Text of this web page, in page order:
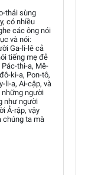
thái sùng
có nhiều
các ông nói
và nói:
Ga-li-lê cả
tiếng mẹ đẻ
thi-a, Mê-
ki-a, Pon-tô,
li-a, Ai-cập, và
những người
như người
Ả-rập, vậy
chúng ta mà